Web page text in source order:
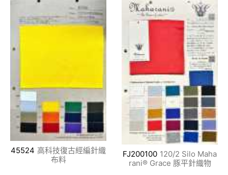
45524 高科技復古經編針織
布料
FJ200100 120/2 Silo Maha
rani® Grace 豚平針織物